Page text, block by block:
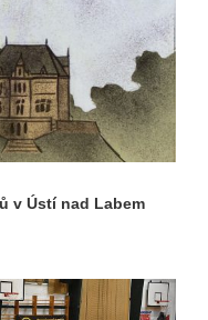
v Ústí nad Labem